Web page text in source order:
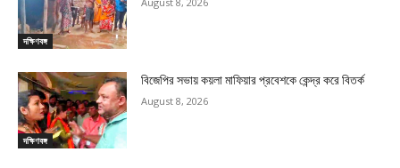
দক্ষিণবঙ্গ
দক্ষিণবঙ্গ
বিজেপির সভায় কয়লা মাফিয়ার প্রবেশকে কেন্দ্র করে বিতর্ক
August 8, 2026